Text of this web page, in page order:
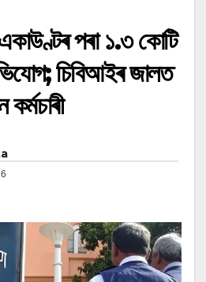
পৰা ১.৩ কোটি
চিবিআইৰ জালত